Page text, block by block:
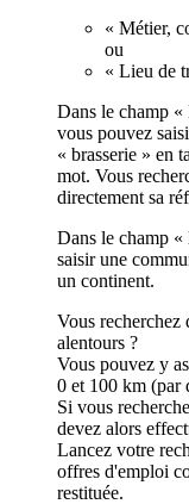
« Métier,
ou
« Lieu de
Dans le champ «
vous pouvez
« brasserie » en
mot. Vous
directement sa
Dans le champ
saisir une
un continent.
Vous recherchez
alentours ?
Vous pouvez y
0 et 100 km (par
Si vous
devez alors
Lancez votre
offres d'emploi
restituée.